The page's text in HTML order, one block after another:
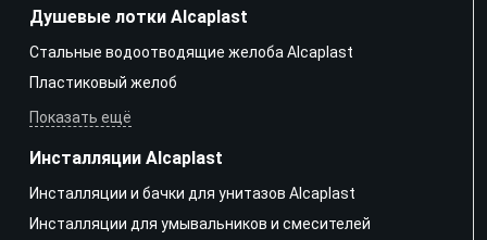
Душевые лотки Alcaplast
Стальные водоотводящие желоба Alcaplast
Пластиковый желоб
Показать ещё
Инсталляции Alcaplast
Инсталляции и бачки для унитазов Alcaplast
Инсталляции для умывальников и смесителей